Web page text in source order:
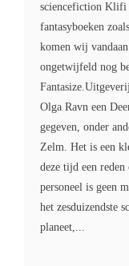
sciencefiction Klifi
fantasyboeken
komen wij
ongetwijfeld nog
Olga Ravn een
gegeven, onder
Zelm. Het is een
deze tijd een
personeel is geen
het zesduizendste
planeet,...